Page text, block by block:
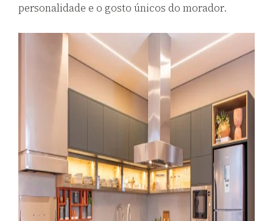
personalidade e o gosto únicos do morador.